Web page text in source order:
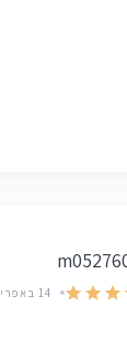
14 באפריל 2024